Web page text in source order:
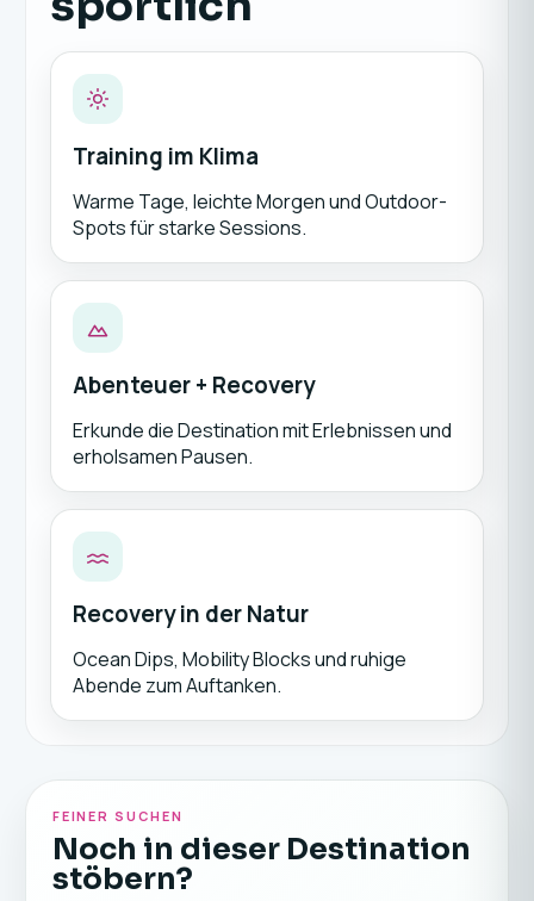
Training im Klima
Warme Tage, leichte Morgen und Outdoor-
Spots für starke Sessions.
Abenteuer + Recovery
Erkunde die Destination mit Erlebnissen und
erholsamen Pausen.
Recovery in der Natur
Ocean Dips, Mobility Blocks und ruhige
Abende zum Auftanken.
FEINER SUCHEN
Noch in dieser Destination
stöbern?